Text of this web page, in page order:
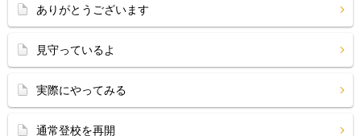
ありがとうございます
見守っているよ
実際にやってみる
通常登校を再開